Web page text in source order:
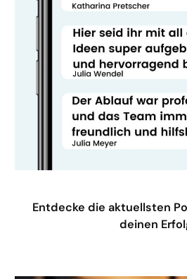
Entdecke die aktuellsten
deinen